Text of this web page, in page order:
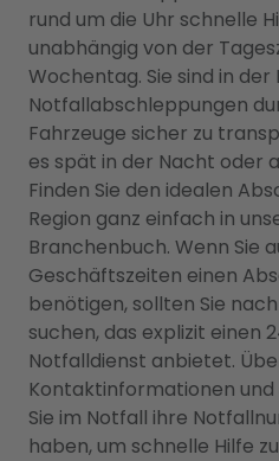
rund um die Uhr schnelle
unabhängig von der
Wochentag. Sie sind in der
Notfallabschleppungen
Fahrzeuge sicher zu
es spät in der Nacht oder
Finden Sie den idealen
Region ganz einfach in
Branchenbuch. Wenn Sie
Geschäftszeiten einen
benötigen, sollten Sie
suchen, das explizit einen
Notfalldienst anbietet.
Kontaktinformationen und
Sie im Notfall ihre
haben, um schnelle Hilfe